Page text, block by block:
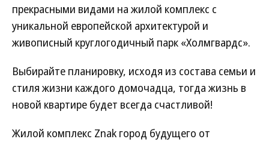
прекрасными видами на жилой комплекс с
уникальной европейской архитектурой и
живописный круглогодичный парк «Холмгвардс».
Выбирайте планировку, исходя из состава семьи и
стиля жизни каждого домочадца, тогда жизнь в
новой квартире будет всегда счастливой!
Жилой комплекс Znak город будущего от